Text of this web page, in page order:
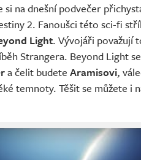
na dnešní podvečer
2. Fanoušci této sci-fi
Light. Vývojáři považují
Strangera. Beyond Light
a čelit budete Aramisovi,
temnoty. Těšit se můžete i